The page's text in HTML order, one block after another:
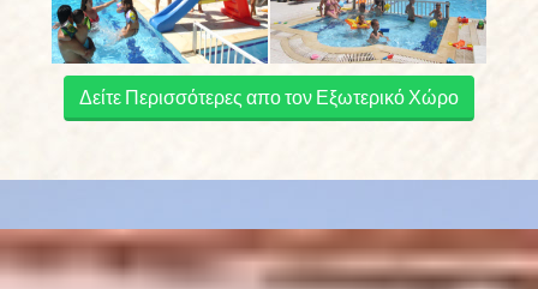
Δείτε Περισσότερες απο τον Εξωτερικό Χώρο